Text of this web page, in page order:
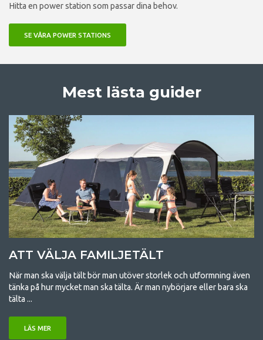
Hitta en power station som passar dina behov.
SE VÅRA POWER STATIONS
Mest lästa guider
ATT VÄLJA FAMILJETÄLT
När man ska välja tält bör man utöver storlek och utformning även
tänka på hur mycket man ska tälta. Är man nybörjare eller bara ska
tälta ...
LÄS MER